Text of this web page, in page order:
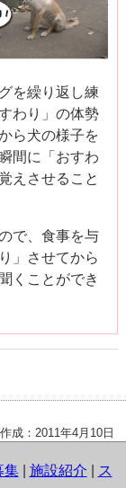
を繰り返し練
わり」の体勢
ら犬の様子を
間に「おすわ
えさせること
で、食事を与
」させてから
くことができ
作成：2011年4月10日
集| 施設紹介 ス